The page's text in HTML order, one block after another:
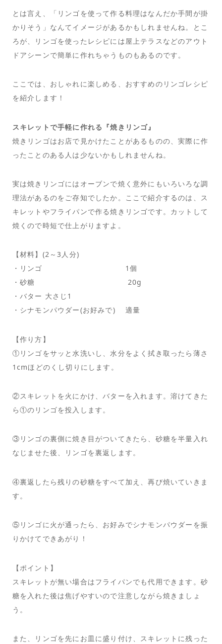
とは言え、「リンゴを使って作る料理はなんだか手間が掛
かりそう」なんてイメージがあるかもしれませんね。とこ
ろが、リンゴを使ったレシピには屋上テラスなどのアウト
ドアシーンで簡単に作れちゃうものもあるのです。
ここでは、おしゃれに楽しめる、おすすめのリンゴレシピ
を紹介します！
スキレットで手軽に作れる『焼きリンゴ』
焼きリンゴはお店で見かけたことがあるものの、実際に作
ったことのある人は少ないかもしれませんね。
実は焼きリンゴにはオーブンで焼く意外にもいろいろな調
理法があるのをご存知でしたか。ここで紹介するのは、ス
キレットやフライパンで作る焼きリンゴです。カットして
焼くので時短で仕上がりますよ。
【材料】(2～3人分)
・リンゴ 1個
・砂糖 20g
・バター 大さじ1
・シナモンパウダー(お好みで) 適量
【作り方】
①リンゴをサッと水洗いし、水分をよく拭き取ったら薄さ
1cmほどのくし切りにします。
②スキレットを火にかけ、バターを入れます。溶けてきた
ら①のリンゴを投入します。
③リンゴの裏側に焼き目がついてきたら、砂糖を半量入れ
なじませた後、リンゴを裏返します。
④裏返したら残りの砂糖をすべて加え、再び焼いていきま
す。
⑤リンゴに火が通ったら、お好みでシナモンパウダーを振
りかけてできあがり！
【ポイント】
スキレットが無い場合はフライパンでも代用できます。砂
糖を入れた後は焦げやすいので注意しながら焼きましょ
う。
また、リンゴを先にお皿に盛り付け、スキレットに残った